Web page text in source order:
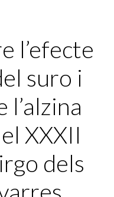
l’efecte
suro i
l’alzina
XXXII
dels